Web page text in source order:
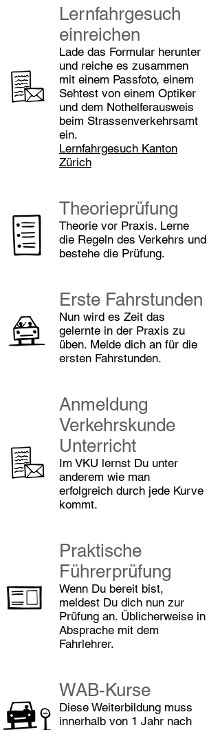
Lernfahrgesuch
einreichen
Lade das Formular herunter
und reiche es zusammen
mit einem Passfoto, einem
Sehtest von einem Optiker
und dem Nothelferausweis
beim Strassenverkehrsamt
ein.
Lernfahrgesuch Kanton
Zürich
Theorieprüfung
Theorie vor Praxis. Lerne
die Regeln des Verkehrs und
bestehe die Prüfung.
Erste Fahrstunden
Nun wird es Zeit das
gelernte in der Praxis zu
üben. Melde dich an für die
ersten Fahrstunden.
Anmeldung
Verkehrskunde
Unterricht
Im VKU lernst Du unter
anderem wie man
erfolgreich durch jede Kurve
kommt.
Praktische
Führerprüfung
Wenn Du bereit bist,
meldest Du dich nun zur
Prüfung an. Üblicherweise in
Absprache mit dem
Fahrlehrer.
WAB-Kurse
Diese Weiterbildung muss
innerhalb von 1 Jahr nach